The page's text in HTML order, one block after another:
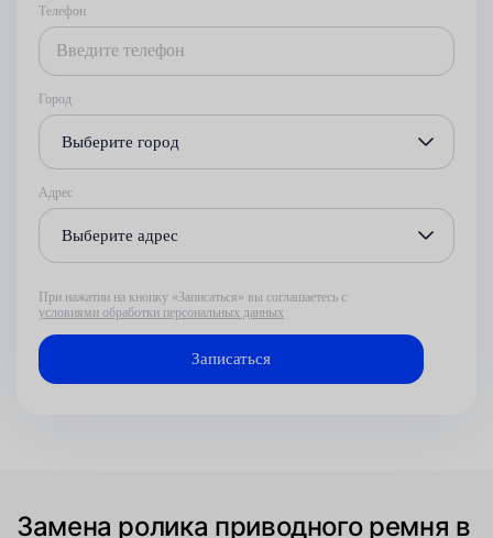
Телефон
Город
Выберите город
Адрес
Выберите адрес
При нажатии на кнопку «Записаться» вы соглашаетесь с
условиями обработки персональных данных
Замена ролика приводного ремня в